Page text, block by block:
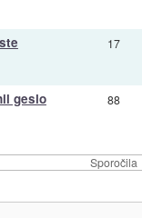
Sporočila
17
geslo 88